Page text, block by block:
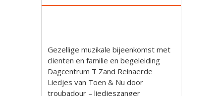
Gezellige muzikale bijeenkomst met
clienten en familie en begeleiding
Dagcentrum T Zand Reinaerde
Liedjes van Toen & Nu door
troubadour – liedjeszanger